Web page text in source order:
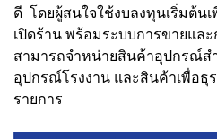
ดี โดยผู้สนใจใช้งบลงทุนเริ่มต้น
เปิดร้าน พร้อมระบบการขายแล
สามารถจำหน่ายสินค้าอุปกรณ์ส
อุปกรณ์โรงงาน และสินค้าเพื่อธุ
รายการ